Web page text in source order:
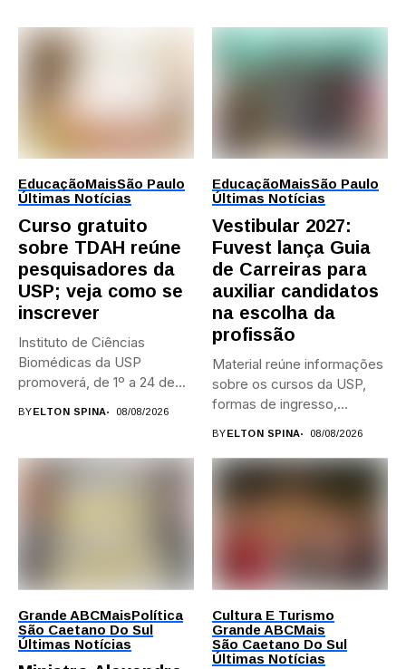
EducaçãoMaisSão Paulo
Últimas Notícias
Curso gratuito
sobre TDAH reúne
pesquisadores da
USP; veja como se
inscrever
Instituto de Ciências
Biomédicas da USP
promoverá, de 1º a 24 de...
BY ELTON SPINA 08/08/2026
EducaçãoMaisSão Paulo
Últimas Notícias
Vestibular 2027:
Fuvest lança Guia
de Carreiras para
auxiliar candidatos
na escolha da
profissão
Material reúne informações
sobre os cursos da USP,
formas de ingresso,
BY ELTON SPINA 08/08/2026
Grande ABCMaisPolítica
São Caetano Do Sul
Últimas Notícias
Cultura E Turismo
Grande ABCMais
São Caetano Do Sul
Últimas Notícias